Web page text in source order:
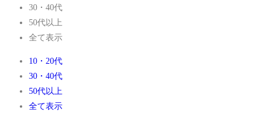
30・40代
50代以上
全て表示
10・20代
30・40代
50代以上
全て表示